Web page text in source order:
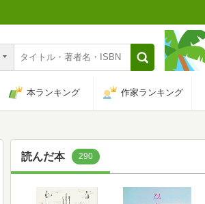
本ランキング 作家ランキング
読んだ本 290